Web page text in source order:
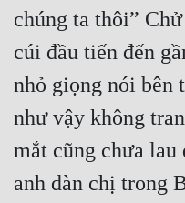
chúng ta thôi”
cúi đầu tiến đến
nhỏ giọng nói bên
như vậy không
mắt cũng chưa lau
anh đàn chị trong